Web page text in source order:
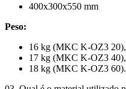
400x300x550 mm
Peso:
16 kg (MKC K-OZ3 20),
17 kg (MKC K-OZ3 40),
18 kg (MKC K-OZ3 60).